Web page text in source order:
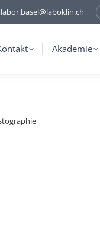
labor.basel@laboklin.ch
Akademie